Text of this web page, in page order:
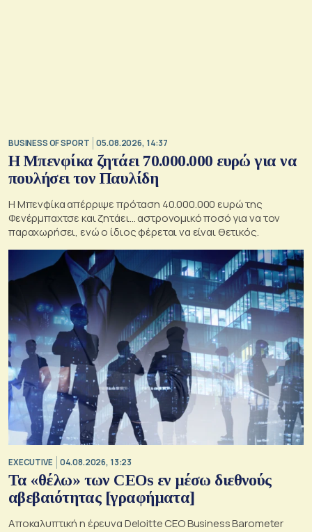
BUSINESS OF SPORT 05.08.2026, 14:37
Η Μπενφίκα ζητάει 70.000.000 ευρώ για να
πουλήσει τον Παυλίδη
Η Μπενφίκα απέρριψε πρόταση 40.000.000 ευρώ της
Φενέρμπαχτσε και ζητάει… αστρονομικό ποσό για να τον
παραχωρήσει, ενώ ο ίδιος φέρεται να είναι θετικός.
EXECUTIVE 04.08.2026, 13:23
Τα «θέλω» των CEOs εν μέσω διεθνούς
αβεβαιότητας [γραφήματα]
Αποκαλυπτική η έρευνα Deloitte CEO Business Barometer